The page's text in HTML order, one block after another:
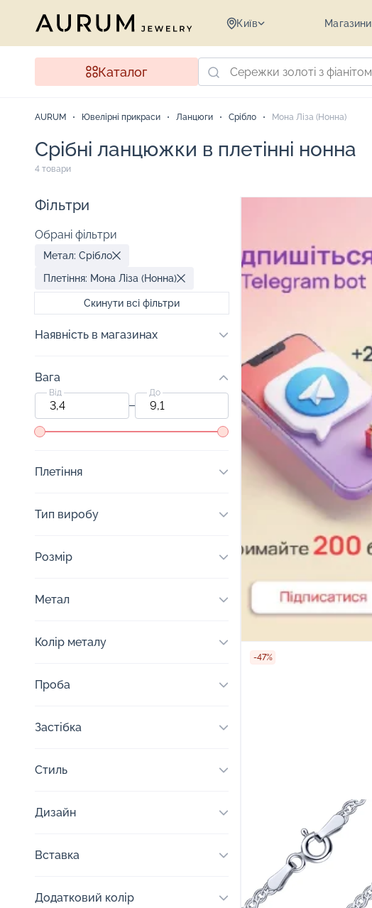
Київ Магазини
Каталог
AURUM Ювелірні прикраси Ланцюги Срібло Мона Ліза (Нонна)
Срібні ланцюжки в плетінні нонна
4 товари
Фільтри
Обрані фільтри
Метал: Срібло
Плетіння: Мона Ліза (Нонна)
Скинути всі фільтри
Наявність в магазинах
Вага
Від До
Плетіння
Тип виробу
Розмір
Метал
Колір металу
Проба
Застібка
Стиль
Дизайн
Вставка
Додатковий колір
-47%